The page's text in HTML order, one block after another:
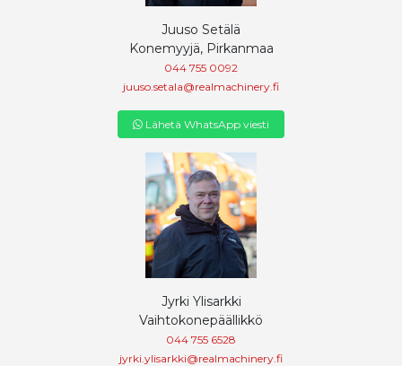
Juuso Setälä
Konemyyjä, Pirkanmaa
044 755 0092
juuso.setala@realmachinery.fi
Lähetä WhatsApp viesti
Jyrki Ylisarkki
Vaihtokonepäällikkö
044 755 6528
jyrki.ylisarkki@realmachinery.fi